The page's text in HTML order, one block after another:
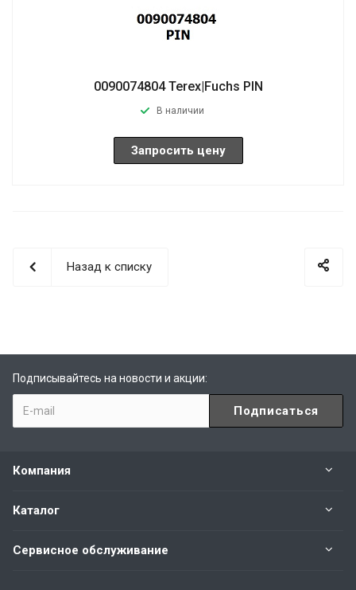
0090074804 Terex|Fuchs PIN
В наличии
Запросить цену
Назад к списку
Подписывайтесь на новости и акции:
Компания
Каталог
Сервисное обслуживание